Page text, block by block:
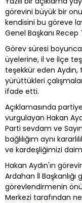
görevini büyük bir
kendisini bu göreve
Genel Başkanı
Görev süresi
üyelerine, il ve ilçe
teşekkür eden
yürüttükleri
ifade etti.
Açıklamasında
vurgulayan Hakan
Parti sevdam ve
bağlılığım aynı
ve kardeşliğimizi
Hakan Aydın'ın
Ardahan İl
görevlendirmenin
Merkezi tarafından